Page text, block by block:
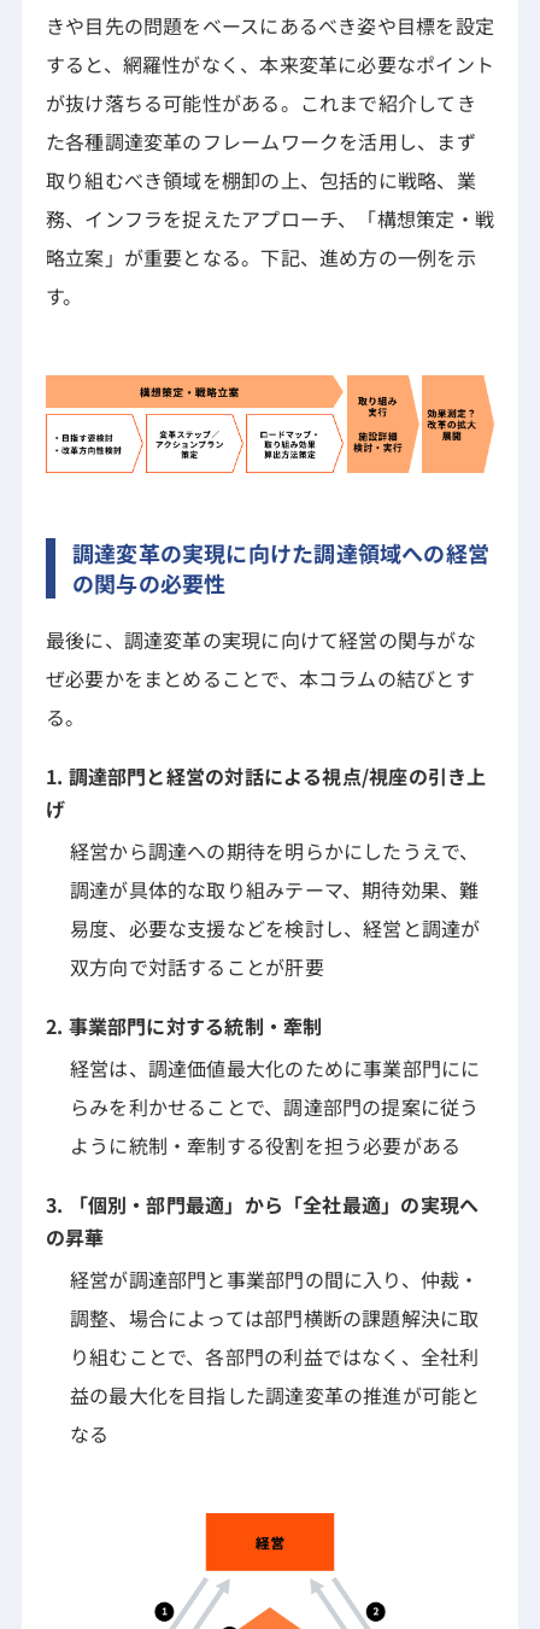
きや目先の問題をベースにあるべき姿や目標を設定
すると、網羅性がなく、本来変革に必要なポイント
が抜け落ちる可能性がある。これまで紹介してき
た各種調達変革のフレームワークを活用し、まず
取り組むべき領域を棚卸の上、包括的に戦略、業
務、インフラを捉えたアプローチ、「構想策定・戦
略立案」が重要となる。下記、進め方の一例を示
す。
調達変革の実現に向けた調達領域への経営
の関与の必要性
最後に、調達変革の実現に向けて経営の関与がな
ぜ必要かをまとめることで、本コラムの結びとす
る。
1. 調達部門と経営の対話による視点/視座の引き上
げ
経営から調達への期待を明らかにしたうえで、
調達が具体的な取り組みテーマ、期待効果、難
易度、必要な支援などを検討し、経営と調達が
双方向で対話することが肝要
2. 事業部門に対する統制・牽制
経営は、調達価値最大化のために事業部門にに
らみを利かせることで、調達部門の提案に従う
ように統制・牽制する役割を担う必要がある
3. 「個別・部門最適」から「全社最適」の実現へ
の昇華
経営が調達部門と事業部門の間に入り、仲裁・
調整、場合によっては部門横断の課題解決に取
り組むことで、各部門の利益ではなく、全社利
益の最大化を目指した調達変革の推進が可能と
なる